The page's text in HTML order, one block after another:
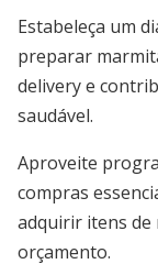
Estabeleça um
preparar
delivery e
saudável.
Aproveite
compras
adquirir itens de
orçamento.